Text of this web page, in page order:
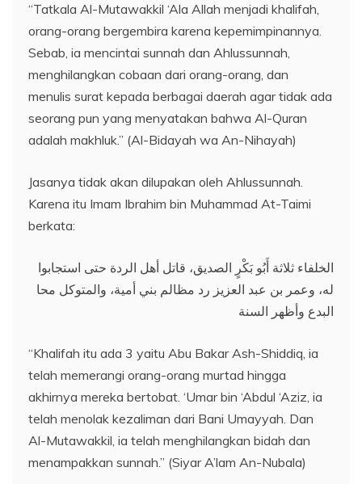
“Tatkala Al-Mutawakkil ‘Ala Allah menjadi khalifah,
orang-orang bergembira karena kepemimpinannya.
Sebab, ia mencintai sunnah dan Ahlussunnah,
menghilangkan cobaan dari orang-orang, dan
menulis surat kepada berbagai daerah agar tidak ada
seorang pun yang menyatakan bahwa Al-Quran
adalah makhluk.” (Al-Bidayah wa An-Nihayah)
Jasanya tidak akan dilupakan oleh Ahlussunnah.
Karena itu Imam Ibrahim bin Muhammad At-Taimi
berkata:
الخلفاء ثلاثة أَبُو بَكْرٍ الصديق، قاتل أهل الردة حتى استجابوا
له، وعمر بن عبد العزيز رد مظالم بني أمية، والمتوكل محا
البدع وأظهر السنة
“Khalifah itu ada 3 yaitu Abu Bakar Ash-Shiddiq, ia
telah memerangi orang-orang murtad hingga
akhirnya mereka bertobat. ‘Umar bin ‘Abdul ‘Aziz, ia
telah menolak kezaliman dari Bani Umayyah. Dan
Al-Mutawakkil, ia telah menghilangkan bidah dan
menampakkan sunnah.” (Siyar A’lam An-Nubala)